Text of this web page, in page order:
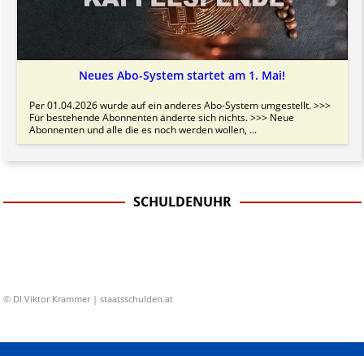
Neues Abo-System startet am 1. Mai!
Per 01.04.2026 wurde auf ein anderes Abo-System umgestellt. >>>
Für bestehende Abonnenten änderte sich nichts. >>> Neue
Abonnenten und alle die es noch werden wollen, ...
SCHULDENUHR
© DI Viktor Krammer | staatsschulden.at